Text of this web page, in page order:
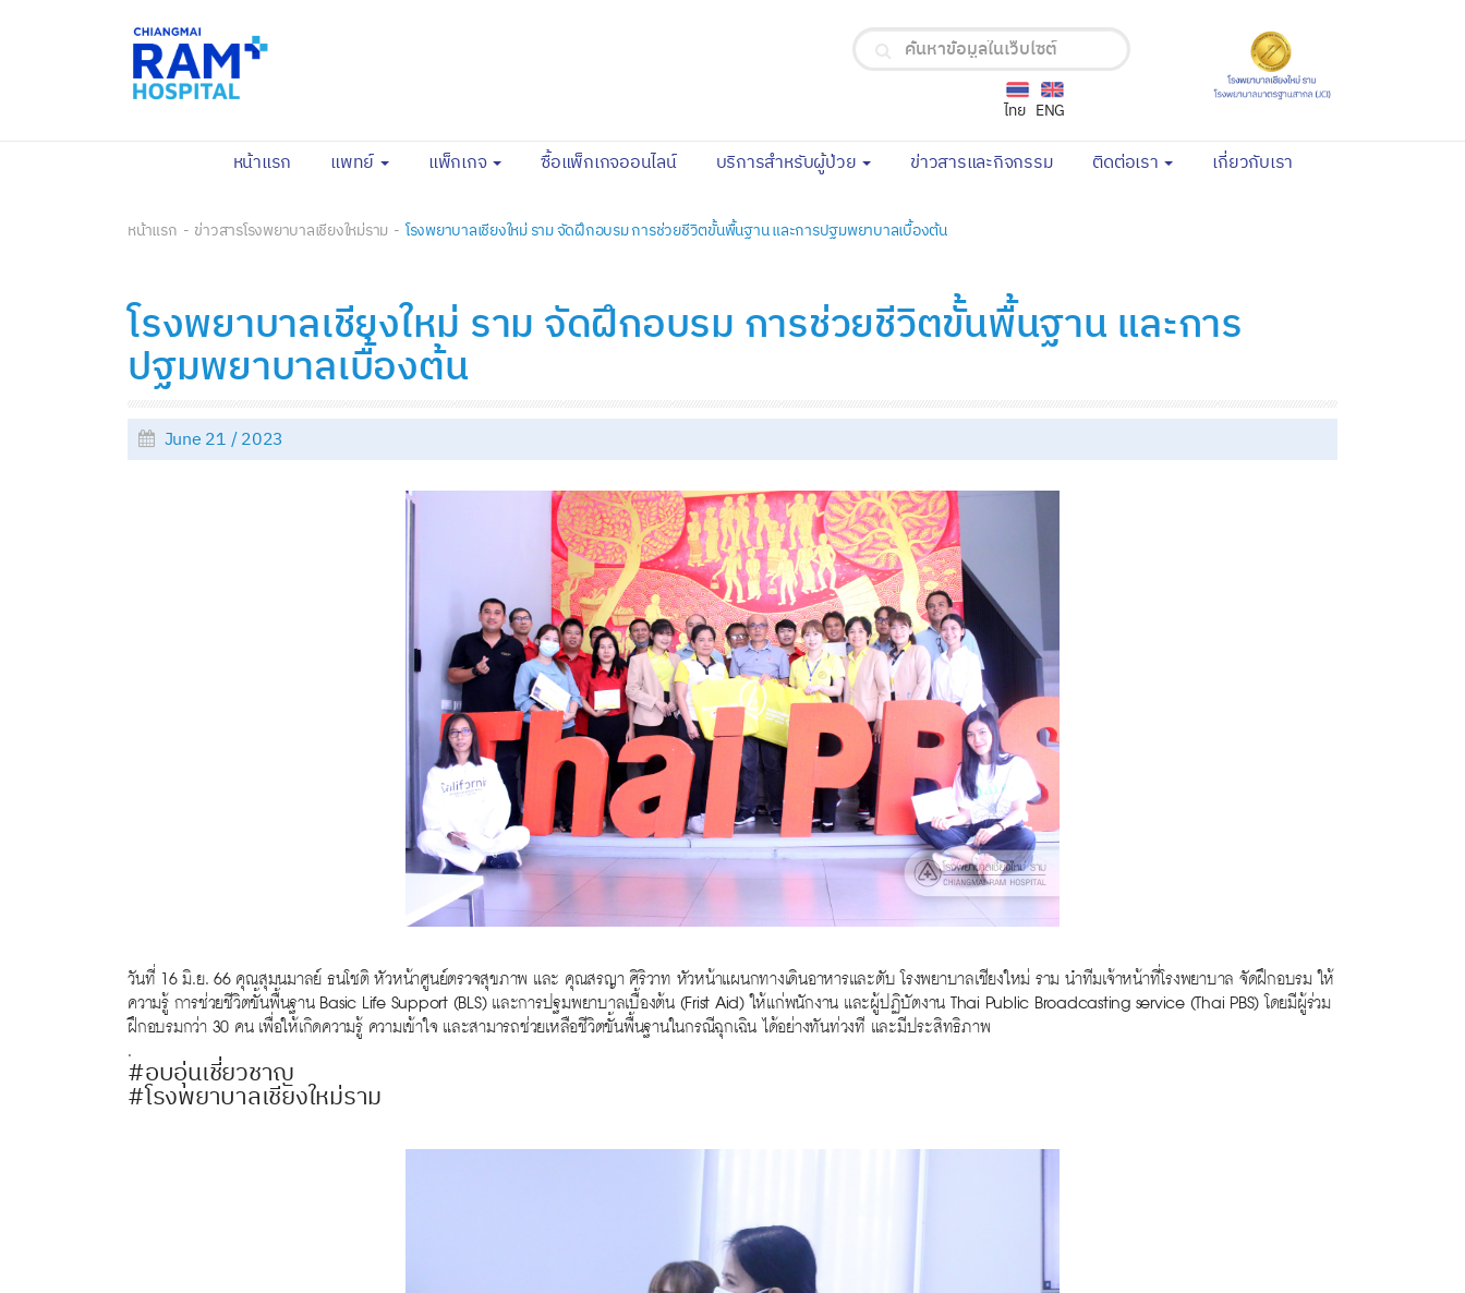
ENG
ไทย
หน้าแรก (current)
แพทย์ แพ็กเกจ ซื้อแพ็กเกจออนไลน์(current)บริการสำหรับผู้ป่วย ข่าวสารและกิจกรรม(current)ติดต่อเรา เกี่ยวกับเรา
หน้าแรก ข่าวสารโรงพยาบาลเชียงใหม่ราม โรงพยาบาลเชียงใหม่ ราม จัดฝึกอบรม การช่วยชีวิตขั้นพื้นฐาน และการปฐมพยาบาลเบื้องต้น
โรงพยาบาลเชียงใหม่ ราม จัดฝึกอบรม การช่วยชีวิตขั้นพื้นฐาน และการ
ปฐมพยาบาลเบื้องต้น
June 21 / 2023
วันที่ 16 มิ.ย. 66 คุณสุมนมาลย์ ธนโชติ หัวหน้าศูนย์ตรวจสุขภาพ และ คุณสรญา ศิริวาท หัวหน้าแผนกทางเดินอาหารและตับ โรงพยาบาลเชียงใหม่ ราม นำทีมเจ้าหน้าที่โรงพยาบาล จัดฝึกอบรม ให้
ความรู้ การช่วยชีวิตขั้นพื้นฐาน Basic Life Support (BLS) และการปฐมพยาบาลเบื้องต้น (Frist Aid) ให้แก่พนักงาน และผู้ปฏิบัตงาน Thai Public Broadcasting service (Thai PBS) โดยมีผู้ร่วม
ฝึกอบรมกว่า 30 คน เพื่อให้เกิดความรู้ ความเข้าใจ และสามารถช่วยเหลือชีวิตขั้นพื้นฐานในกรณีฉุกเฉิน ได้อย่างทันท่วงที และมีประสิทธิภาพ
.
#อบอุ่นเชี่ยวชาญ
#โรงพยาบาลเชียงใหม่ราม